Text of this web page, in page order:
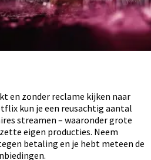
en zonder reclame kijken naar
kun je een reusachtig aantal
streamen – waaronder grote
eigen producties. Neem
betaling en je hebt meteen de